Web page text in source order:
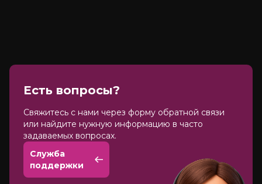
Есть вопросы?
Cвяжитесь с нами через форму обратной связи
или найдите нужную информацию в часто
задаваемых вопросах.
Служба
поддержки